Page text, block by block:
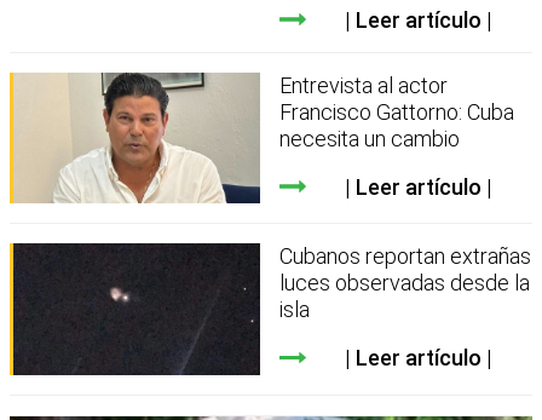
Leer artículo
Entrevista al actor
Francisco Gattorno: Cuba
necesita un cambio
Leer artículo
Cubanos reportan extrañas
luces observadas desde la
isla
Leer artículo